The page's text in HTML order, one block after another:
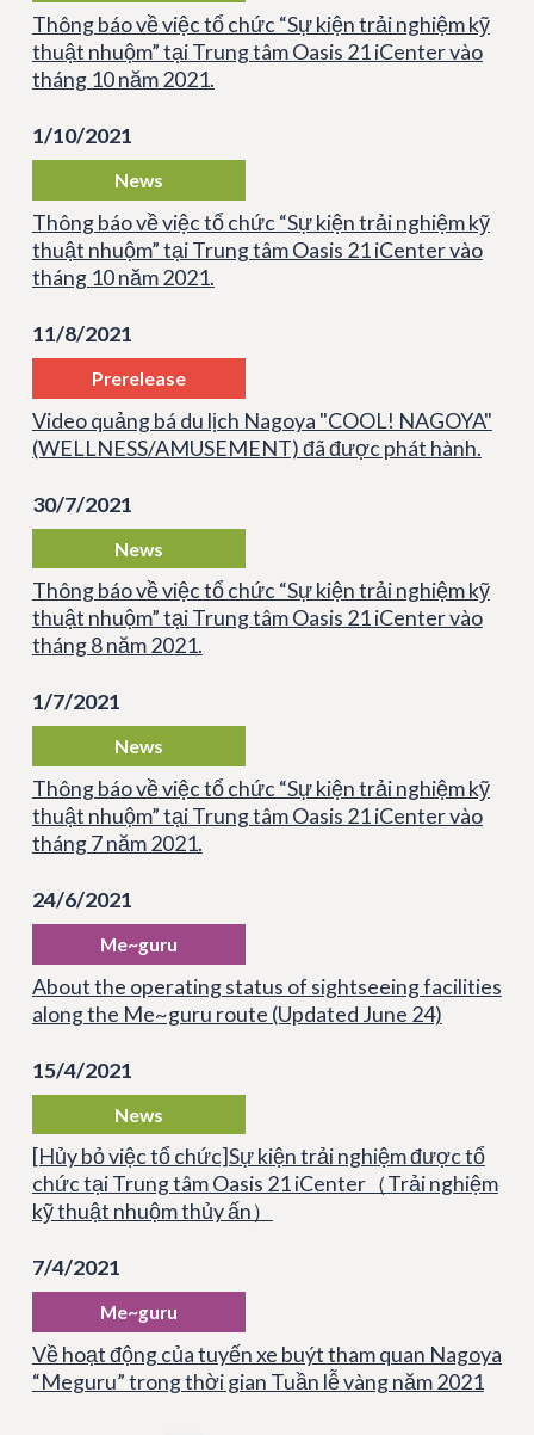
Thông báo về việc tổ chức “Sự kiện trải nghiệm kỹ
thuật nhuộm” tại Trung tâm Oasis 21 iCenter vào
tháng 10 năm 2021.
1/10/2021
News
Thông báo về việc tổ chức “Sự kiện trải nghiệm kỹ
thuật nhuộm” tại Trung tâm Oasis 21 iCenter vào
tháng 10 năm 2021.
11/8/2021
Prerelease
Video quảng bá du lịch Nagoya "COOL! NAGOYA"
(WELLNESS/AMUSEMENT) đã được phát hành.
30/7/2021
News
Thông báo về việc tổ chức “Sự kiện trải nghiệm kỹ
thuật nhuộm” tại Trung tâm Oasis 21 iCenter vào
tháng 8 năm 2021.
1/7/2021
News
Thông báo về việc tổ chức “Sự kiện trải nghiệm kỹ
thuật nhuộm” tại Trung tâm Oasis 21 iCenter vào
tháng 7 năm 2021.
24/6/2021
Me~guru
About the operating status of sightseeing facilities
along the Me~guru route (Updated June 24)
15/4/2021
News
[Hủy bỏ việc tổ chức]Sự kiện trải nghiệm được tổ
chức tại Trung tâm Oasis 21 iCenter（Trải nghiệm
kỹ thuật nhuộm thủy ấn）
7/4/2021
Me~guru
Về hoạt động của tuyến xe buýt tham quan Nagoya
“Meguru” trong thời gian Tuần lễ vàng năm 2021